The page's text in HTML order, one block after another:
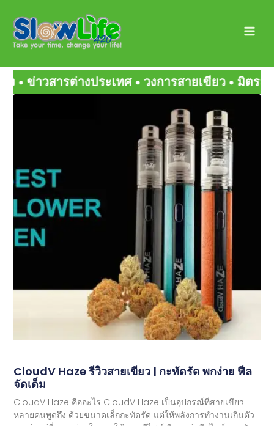
content
ยเขียว • มิตรสหายกัญ • สายเขียวเด็ดๆ
CloudV Haze รีวิวสายเขียว | กะทัดรัด พกง่าย ฟีล
จัดเต็ม
CloudV Haze คืออะไร CloudV Haze เป็นอุปกรณ์ที่สายเขียว
หลายคนพูดถึง ด้วยขนาดเล็กกะทัดรัด แต่ให้พลังการทำงานเกินตัว